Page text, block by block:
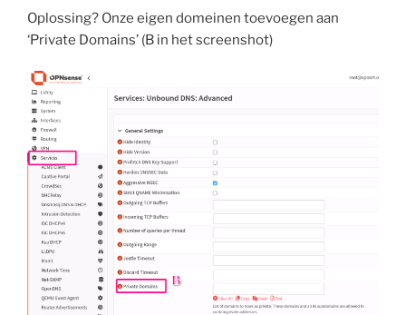
Oplossing? Onze eigen domeinen toevoegen aan
‘Private Domains’ (B in het screenshot)